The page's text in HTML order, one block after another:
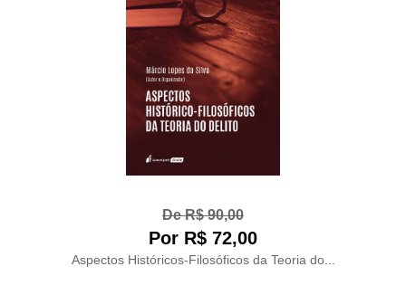
De R$ 90,00
Por R$ 72,00
Aspectos Históricos-Filosóficos da Teoria do...